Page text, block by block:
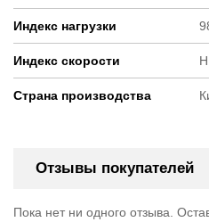
Индекс нагрузки
Индекс скорости H
Страна производства
Отзывы покупателей
Пока нет ни одного отзыва.